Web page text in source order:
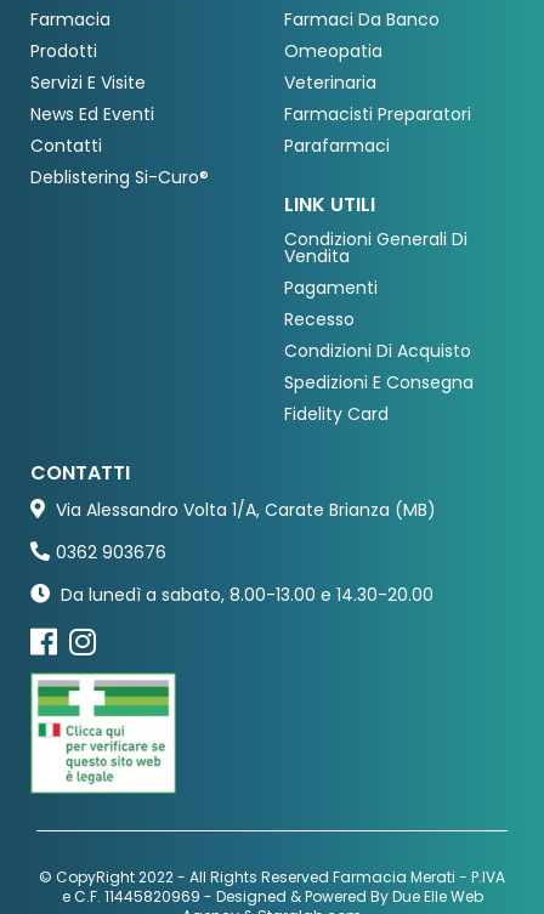
Farmacia
Prodotti
Servizi E Visite
News Ed Eventi
Contatti
Deblistering Si-Curo®
Farmaci Da Banco
Omeopatia
Veterinaria
Farmacisti Preparatori
Parafarmaci
LINK UTILI
Condizioni Generali Di
Vendita
Pagamenti
Recesso
Condizioni Di Acquisto
Spedizioni E Consegna
Fidelity Card
CONTATTI
Via Alessandro Volta 1/A, Carate Brianza (MB)
0362 903676
Da lunedì a sabato, 8.00-13.00 e 14.30-20.00
© CopyRight 2022 - All Rights Reserved Farmacia Merati - P.IVA
e C.F. 11445820969 - Designed & Powered ByDue Elle Web